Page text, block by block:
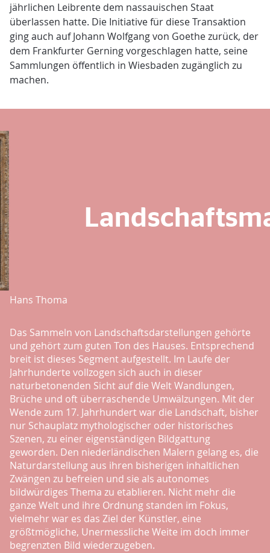
jährlichen Leibrente dem nassauischen Staat
überlassen hatte. Die Initiative für diese Transaktion
ging auch auf Johann Wolfgang von Goethe zurück, der
dem Frankfurter Gerning vorgeschlagen hatte, seine
Sammlungen öffentlich in Wiesbaden zugänglich zu
machen.
Hans Thoma
Das Sammeln von Landschaftsdarstellungen gehörte
und gehört zum guten Ton des Hauses. Entsprechend
breit ist dieses Segment aufgestellt. Im Laufe der
Jahrhunderte vollzogen sich auch in dieser
naturbetonenden Sicht auf die Welt Wandlungen,
Brüche und oft überraschende Umwälzungen. Mit der
Wende zum 17. Jahrhundert war die Landschaft, bisher
nur Schauplatz mythologischer oder historisches
Szenen, zu einer eigenständigen Bildgattung
geworden. Den niederländischen Malern gelang es, die
Naturdarstellung aus ihren bisherigen inhaltlichen
Zwängen zu befreien und sie als autonomes
bildwürdiges Thema zu etablieren. Nicht mehr die
ganze Welt und ihre Ordnung standen im Fokus,
vielmehr war es das Ziel der Künstler, eine
größtmögliche, Unermessliche Weite im doch immer
begrenzten Bild wiederzugeben.